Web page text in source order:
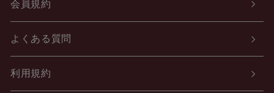
会員規約
よくある質問
利用規約